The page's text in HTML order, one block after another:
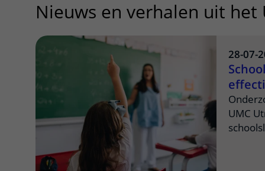
Nieuws en verhalen uit het
28-07-
een
UMC
ze op